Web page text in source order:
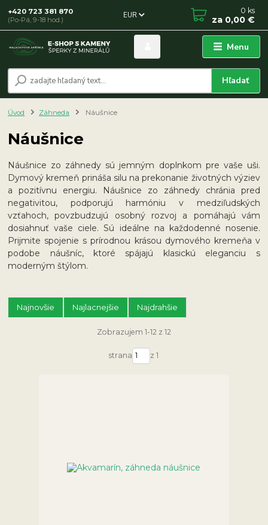
Menu
EUR
Hľadať
+420 723 381 870
(Po-Pá, 9-18 hod.)
0 ks
za 0,00 €
Úvod Záhneda Náušnice
Náušnice
Náušnice zo záhnedy sú jemným doplnkom pre vaše uši.
Dymový kremeň prináša silu na prekonanie životných výziev
a pozitívnu energiu. Náušnice zo záhnedy chránia pred
negativitou, podporujú harmóniu v medziľudských
vzťahoch, povzbudzujú osobný rozvoj a pomáhajú vám
dosiahnuť vaše ciele. Sú ideálne na každodenné nosenie.
Prijmite spojenie s prírodnou krásou dymového kremeňa v
podobe náušníc, ktoré spájajú klasickú eleganciu s
moderným štýlom.
Najnovšie Najlacnejšie Najdrahšie
Zobrazujem 1-12 z 12
strana z 1